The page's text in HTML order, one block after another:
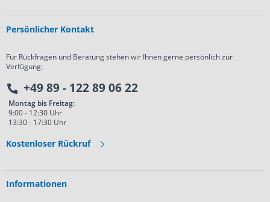
Persönlicher Kontakt
Für Rückfragen und Beratung stehen wir Ihnen gerne persönlich zur
Verfügung:
+49 89 - 122 89 06 22
Montag bis Freitag:
9:00 - 12:30 Uhr
13:30 - 17:30 Uhr
Kostenloser Rückruf
Informationen